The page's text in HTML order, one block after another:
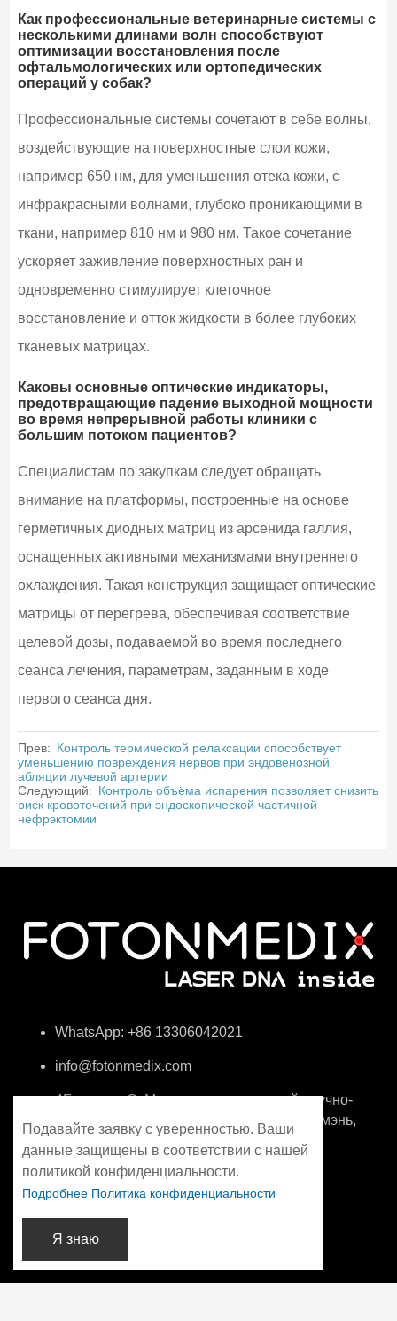
Как профессиональные ветеринарные системы с
несколькими длинами волн способствуют
оптимизации восстановления после
офтальмологических или ортопедических
операций у собак?
Профессиональные системы сочетают в себе волны,
воздействующие на поверхностные слои кожи,
например 650 нм, для уменьшения отека кожи, с
инфракрасными волнами, глубоко проникающими в
ткани, например 810 нм и 980 нм. Такое сочетание
ускоряет заживление поверхностных ран и
одновременно стимулирует клеточное
восстановление и отток жидкости в более глубоких
тканевых матрицах.
Каковы основные оптические индикаторы,
предотвращающие падение выходной мощности
во время непрерывной работы клиники с
большим потоком пациентов?
Специалистам по закупкам следует обращать
внимание на платформы, построенные на основе
герметичных диодных матриц из арсенида галлия,
оснащенных активными механизмами внутреннего
охлаждения. Такая конструкция защищает оптические
матрицы от перегрева, обеспечивая соответствие
целевой дозы, подаваемой во время последнего
сеанса лечения, параметрам, заданным в ходе
первого сеанса дня.
Прев: Контроль термической релаксации способствует
уменьшению повреждения нервов при эндовенозной
абляции лучевой артерии
Следующий: Контроль объёма испарения позволяет снизить
риск кровотечений при эндоскопической частичной
нефрэктомии
WhatsApp: +86 13306042021
info@fotonmedix.com
4F, здание C, Межпространственный научно-
исследовательский институт Цинхуа, Сямэнь,
Фуцзянь, Китай
Подавайте заявку с уверенностью. Ваши
данные защищены в соответствии с нашей
политикой конфиденциальности.
Подробнее Политика конфиденциальности
Я знаю